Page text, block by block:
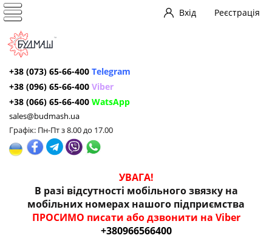
Вхід Реєстрація
+38 (073) 65-66-400 Telegram
+38 (096) 65-66-400 Viber
+38 (066) 65-66-400 WatsApp
sales@budmash.ua
Графік: Пн-Пт з 8.00 до 17.00
УВАГА!
В разі відсутності мобільного звязку на
мобільних номерах нашого підприємства
ПРОСИМО писати або дзвонити на Viber
+380966566400